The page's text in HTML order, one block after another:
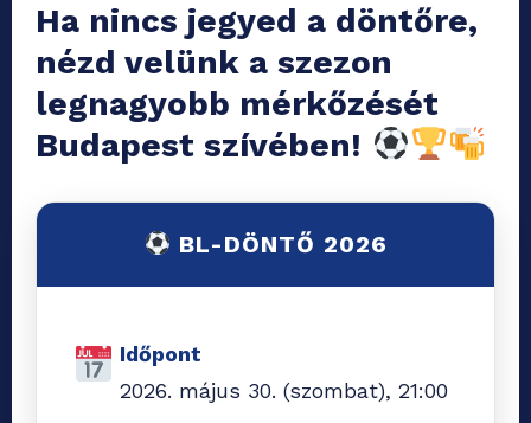
Ha nincs jegyed a döntőre,
nézd velünk a szezon
legnagyobb mérkőzését
Budapest szívében!
BL-DÖNTŐ 2026
Időpont
2026. május 30. (szombat), 21:00